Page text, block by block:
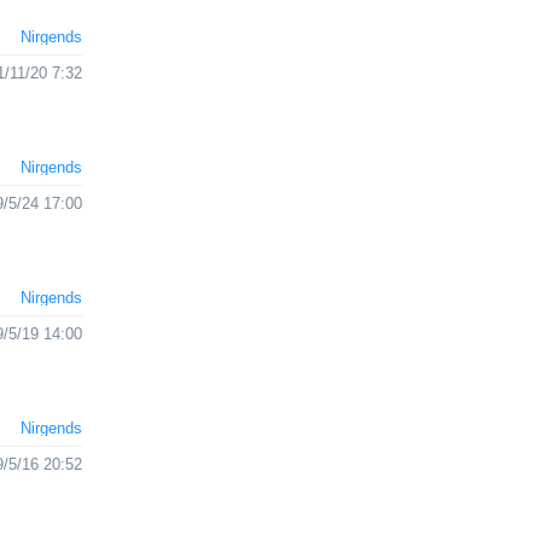
Nirgends
11/20 7:32
Nirgends
5/24 17:00
Nirgends
5/19 14:00
Nirgends
5/16 20:52